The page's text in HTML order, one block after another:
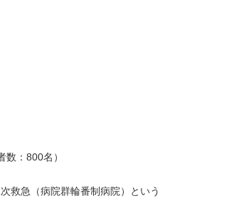
：800名）
救急（病院群輪番制病院）という